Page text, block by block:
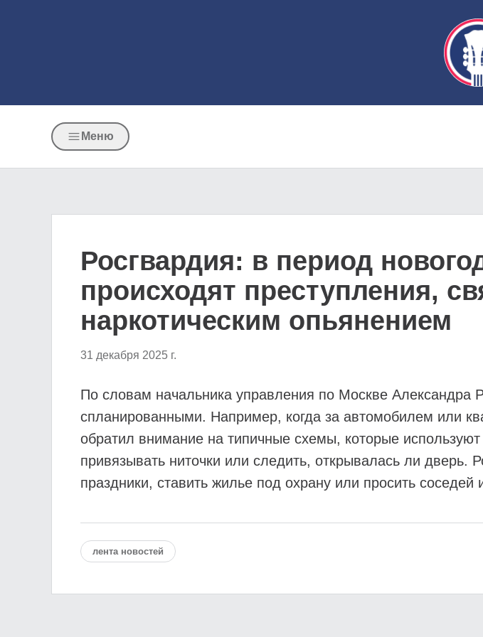
Меню
Росгвардия: в период
происходят преступления,
наркотическим опьянением
31 декабря 2025 г.
По словам начальника управления по Москве Александра
спланированными. Например, когда за автомобилем или
обратил внимание на типичные схемы, которые
привязывать ниточки или следить, открывалась ли
праздники, ставить жилье под охрану или просить соседей
лента новостей